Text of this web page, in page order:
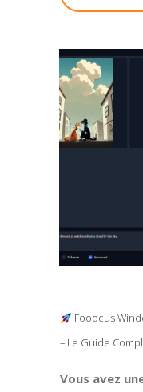
Fooocus
– Le Guide
Vous avez